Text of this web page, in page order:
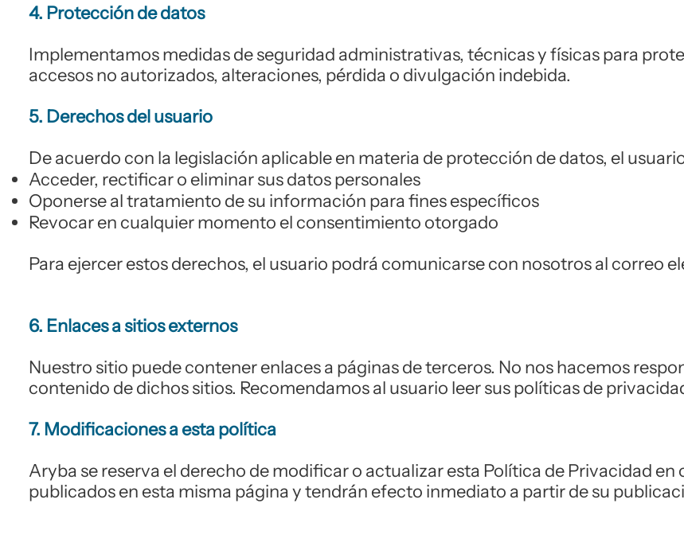
4. Protección de datos
Implementamos medidas de seguridad administrativas, técnicas y físicas para
accesos no autorizados, alteraciones, pérdida o divulgación indebida.
5. Derechos del usuario
De acuerdo con la legislación aplicable en materia de protección de datos, el
Acceder, rectificar o eliminar sus datos personales
Oponerse al tratamiento de su información para fines específicos
Revocar en cualquier momento el consentimiento otorgado
Para ejercer estos derechos, el usuario podrá comunicarse con nosotros al correo
6. Enlaces a sitios externos
Nuestro sitio puede contener enlaces a páginas de terceros. No nos hacemos
contenido de dichos sitios. Recomendamos al usuario leer sus políticas de
7. Modificaciones a esta política
Aryba se reserva el derecho de modificar o actualizar esta Política de Privacidad
publicados en esta misma página y tendrán efecto inmediato a partir de su